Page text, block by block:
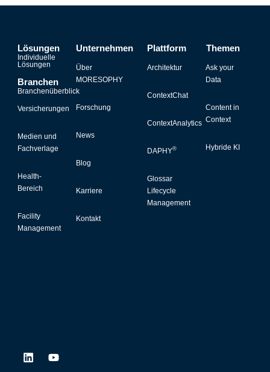
L
Y
Lösungen
Individuelle
Lösungen
Branchen
Branchenüberblick
Versicherungen
Medien und
Fachverlage
Health-
Bereich
Facility
Management
Unternehmen
Über
MORESOPHY
Forschung
News
Blog
Karriere
Kontakt
Plattform
Architektur
ContextChat
ContextAnalytics
DAPHY®
Glossar
Lifecycle
Management
Themen
Ask your
Data
Content in
Context
Hybride KI